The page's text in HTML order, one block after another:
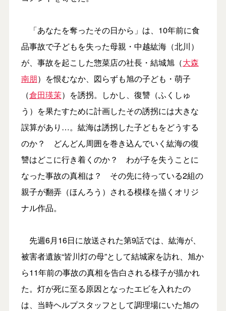
「あなたを奪ったその日から」は、10年前に食
品事故で子どもを失った母親・中越紘海（北川）
が、事故を起こした惣菜店の社長・結城旭（大森
南朋）を恨むなか、図らずも旭の子ども・萌子
（倉田瑛茉）を誘拐。しかし、復讐（ふくしゅ
う）を果たすために計画したその誘拐には大きな
誤算があり…。紘海は誘拐した子どもをどうする
のか？ どんどん周囲を巻き込んでいく紘海の復
讐はどこに行き着くのか？ わが子を失うことに
なった事故の真相は？ その先に待っている2組の
親子が翻弄（ほんろう）される模様を描くオリジ
ナル作品。
先週6月16日に放送された第9話では、紘海が、
被害者遺族“皆川灯の母”として結城家を訪れ、旭か
ら11年前の事故の真相を告白される様子が描かれ
た。灯が死に至る原因となったエビを入れたの
は、当時ヘルプスタッフとして調理場にいた旭の